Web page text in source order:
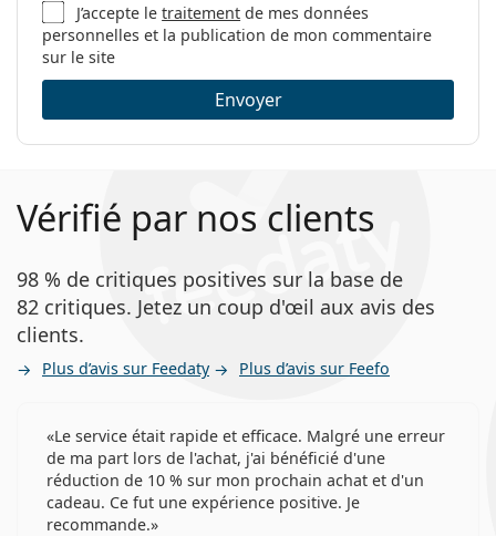
J’accepte letraitement de mes données
personnelles et la publication de mon commentaire
sur le site
Envoyer
Vérifié par nos clients
98 % de critiques positives sur la base de
82 critiques. Jetez un coup d'œil aux avis des
clients.
Plus d’avis sur Feedaty Plus d’avis sur Feefo
Le service était rapide et efficace. Malgré une erreur
de ma part lors de l'achat, j'ai bénéficié d'une
réduction de 10 % sur mon prochain achat et d'un
cadeau. Ce fut une expérience positive. Je
recommande.